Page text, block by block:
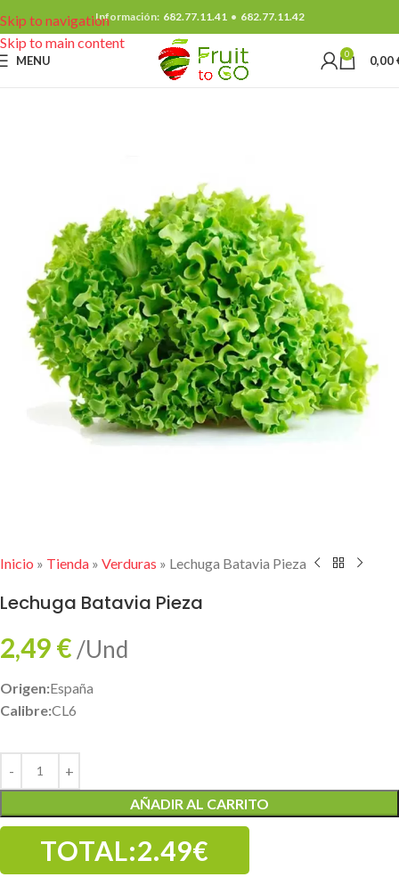
Skip to navigation
Skip to main content
Información: 682.77.11.41• 682.77.11.42
MENU 0 0,00
Inicio » Tienda » Verduras » Lechuga Batavia Pieza
Lechuga Batavia Pieza
2,49€ /Und
Origen:España
Calibre:CL6
AÑADIR AL CARRITO
TOTAL:2.49€